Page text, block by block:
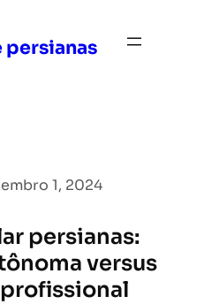
persianas
1, 2024
persianas:
versus